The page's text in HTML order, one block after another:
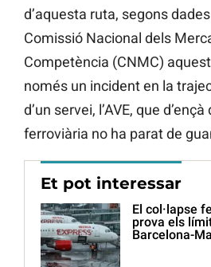
d’aquesta ruta, segons
Comissió Nacional dels
Competència (CNMC)
només un incident en la
d’un servei, l’AVE, que
ferroviària no ha parat de
Et pot interessar
El col·lapse
prova els
Barcelona-